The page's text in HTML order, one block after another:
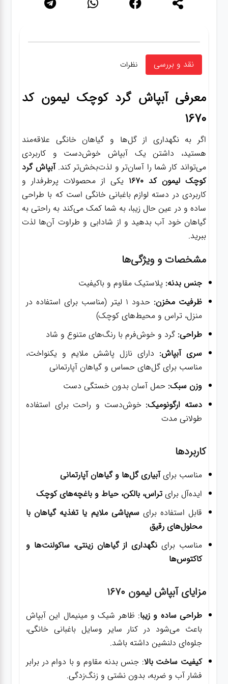
نقد و بررسی نظرات
معرفی آبپاش گرد کوچک لیمون کد
۱۶۷۰
اگر به نگهداری از گل‌ها و گیاهان خانگی علاقه‌مند
هستید، داشتن یک آبپاش خوش‌دست و کاربردی
می‌تواند کار شما را آسان‌تر و لذت‌بخش‌تر کند.آبپاش گرد
کوچک لیمون کد ۱۶۷۰
یکی از محصولات پرطرفدار و
کاربردی در دسته لوازم باغبانی خانگی است که با طراحی
ساده و در عین حال زیبا، به شما کمک می‌کند به راحتی به
گیاهان خود آب بدهید و از شادابی و طراوت آن‌ها لذت
ببرید.
مشخصات و ویژگی‌ها
جنس بدنه: پلاستیک مقاوم و باکیفیت
ظرفیت مخزن:
حدود ۱ لیتر (مناسب برای استفاده در
منزل، تراس و محیط‌های کوچک)
طراحی: گرد و خوش‌فرم با رنگ‌های متنوع و شاد
سری آبپاش: دارای نازل پاشش ملایم و یکنواخت،
مناسب برای گل‌های حساس و گیاهان آپارتمانی
وزن سبک: حمل آسان بدون خستگی دست
دسته ارگونومیک: خوش‌دست و راحت برای استفاده
طولانی مدت
کاربردها
مناسب برایآبیاری گل‌ها و گیاهان آپارتمانی
ایده‌آل برایتراس، بالکن، حیاط و باغچه‌های کوچک
قابل استفاده برایسم‌پاشی ملایم یا تغذیه گیاهان با
محلول‌های رقیق
مناسب برای نگهداری از گیاهان زینتی، ساکولنت‌ها و
کاکتوس‌ها
مزایای آبپاش لیمون ۱۶۷۰
طراحی ساده و زیبا: ظاهر شیک و مینیمال این آبپاش
باعث می‌شود در کنار سایر وسایل باغبانی خانگی،
جلوه‌ای دلنشین داشته باشد.
کیفیت ساخت بالا: جنس بدنه مقاوم و با دوام در برابر
فشار آب و ضربه، بدون نشتی و زنگ‌زدگی.